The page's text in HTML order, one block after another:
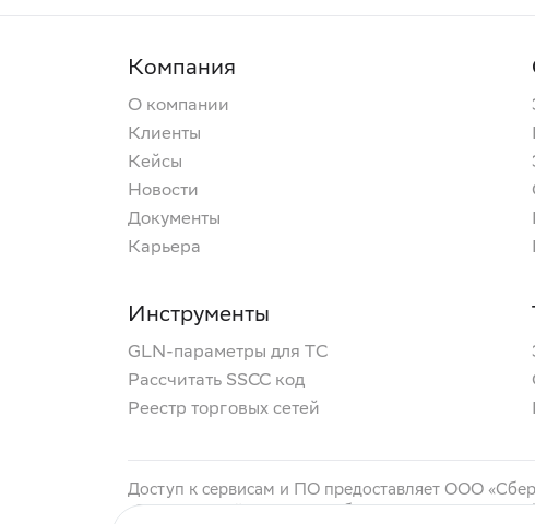
Компания
О компании
Клиенты
Кейсы
Новости
Документы
Карьера
Инструменты
GLN-параметры для ТС
Рассчитать SSCC код
Реестр торговых сетей
Доступ к сервисам и ПО предоставляет ООО
«Электронный документооборот с